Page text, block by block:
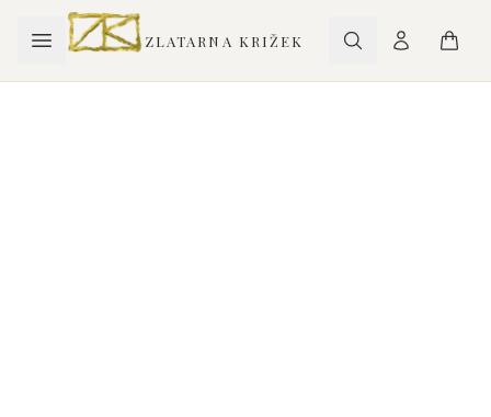
ZLATARNA KRIŽEK